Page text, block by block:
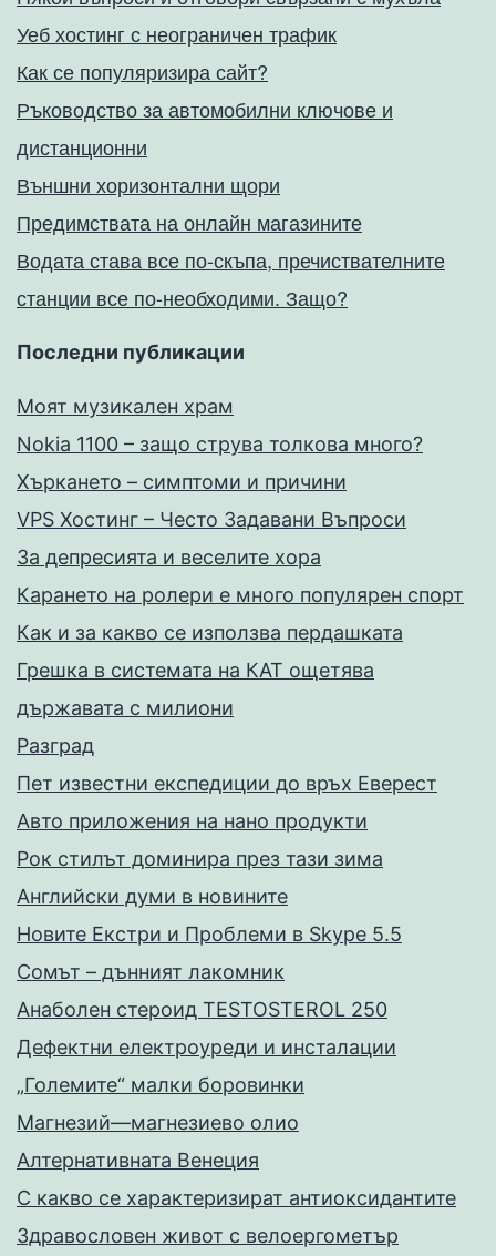
Уеб хостинг с неограничен трафик
Как се популяризира сайт?
Ръководство за автомобилни ключове и
дистанционни
Външни хоризонтални щори
Предимствата на онлайн магазините
Водата става все по-скъпа, пречиствателните
станции все по-необходими. Защо?
Последни публикации
Моят музикален храм
Nokia 1100 – защо струва толкова много?
Хъркането – симптоми и причини
VPS Хостинг – Често Задавани Въпроси
За депресията и веселите хора
Карането на ролери е много популярен спорт
Как и за какво се използва пердашката
Грешка в системата на КАТ ощетява
държавата с милиони
Разград
Пет известни експедиции до връх Еверест
Авто приложения на нано продукти
Рок стилът доминира през тази зима
Английски думи в новините
Новите Екстри и Проблеми в Skype 5.5
Сомът – дънният лакомник
Анаболен стероид TESTOSTEROL 250
Дефектни електроуреди и инсталации
„Големите“ малки боровинки
Магнезий—магнезиево олио
Алтернативната Венеция
С какво се характеризират антиоксидантите
Здравословен живот с велоергометър